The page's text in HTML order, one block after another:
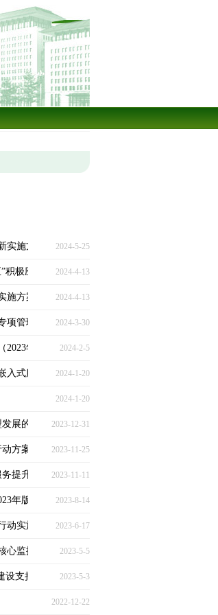
实施方案〉的通知》
2024-5-25
积极应对人口老龄化工程和托育建设实施方案〉
2024-4-13
施方案〉的通知》
2024-4-13
项管理办法的通知》
2024-3-30
年版）〉的通知》
2024-2-5
入式服务设施建设导则（试行）〉的通知》
2024-1-20
2024-1-20
展的指导意见》
2023-12-31
动方案的通知》2023-11-25
提升行动方案（2023-2025年）〉的通知》
2023-11-11
年版）〉的通知》
2023-8-14
实施方案（2023-2025年）〉的通知》
2023-6-17
心监控区建设项目准入负面清单〉的通知》
2023-5-5
设支持工程实施方案〉的通知》
2023-5-3
2022-12-22